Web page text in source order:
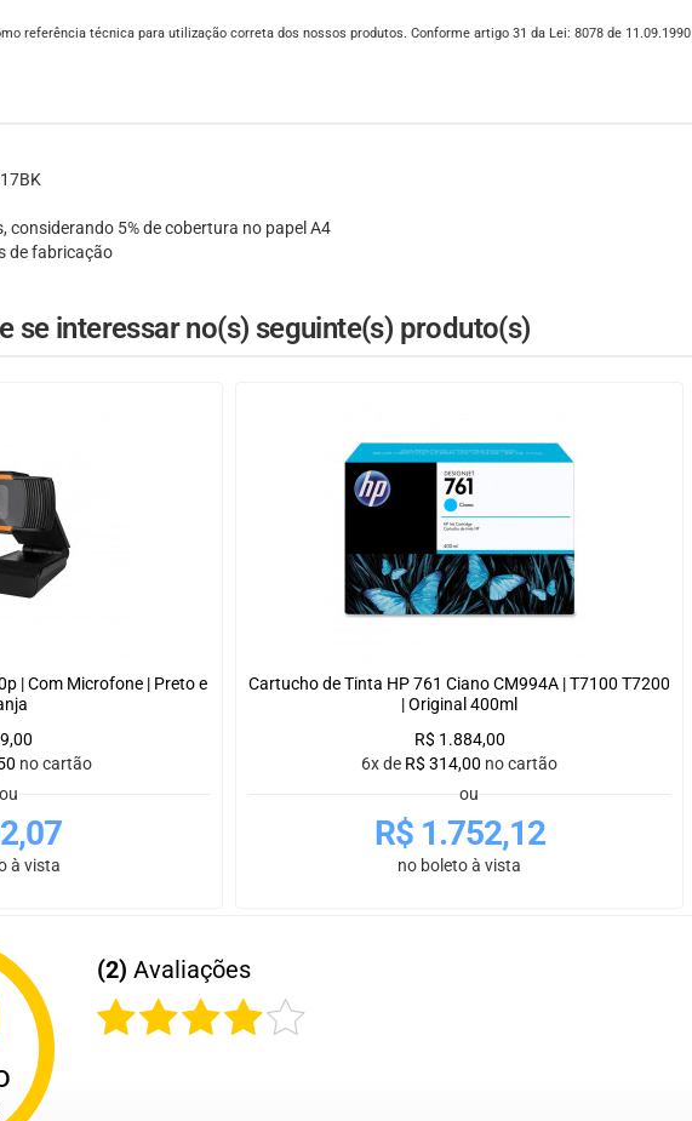
referência técnica para utilização correta dos nossos produtos. Conforme artigo 31 da Lei: 8078 de 11.09.1990
considerando 5% de cobertura no papel A4
de fabricação
se interessar no(s) seguinte(s) produto(s)
| Com Microfone | Preto e
no cartão
ou
à vista
Cartucho de Tinta HP 761 Ciano CM994A | T7100 T7200
| Original 400ml
R$ 1.884,00
6x de R$ 314,00 no cartão
ou
R$1.752,12
no boleto à vista
(2) Avaliações